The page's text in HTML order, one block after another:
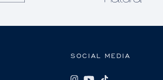
SOCIAL MEDIA